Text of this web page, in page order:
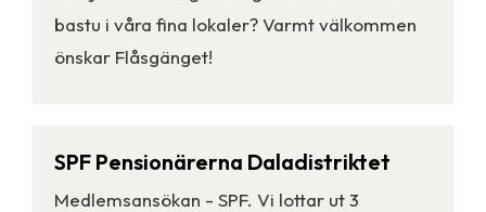
bastu i våra fina lokaler? Varmt välkommen
önskar Flåsgänget!
SPF Pensionärerna Daladistriktet
Medlemsansökan - SPF. Vi lottar ut 3